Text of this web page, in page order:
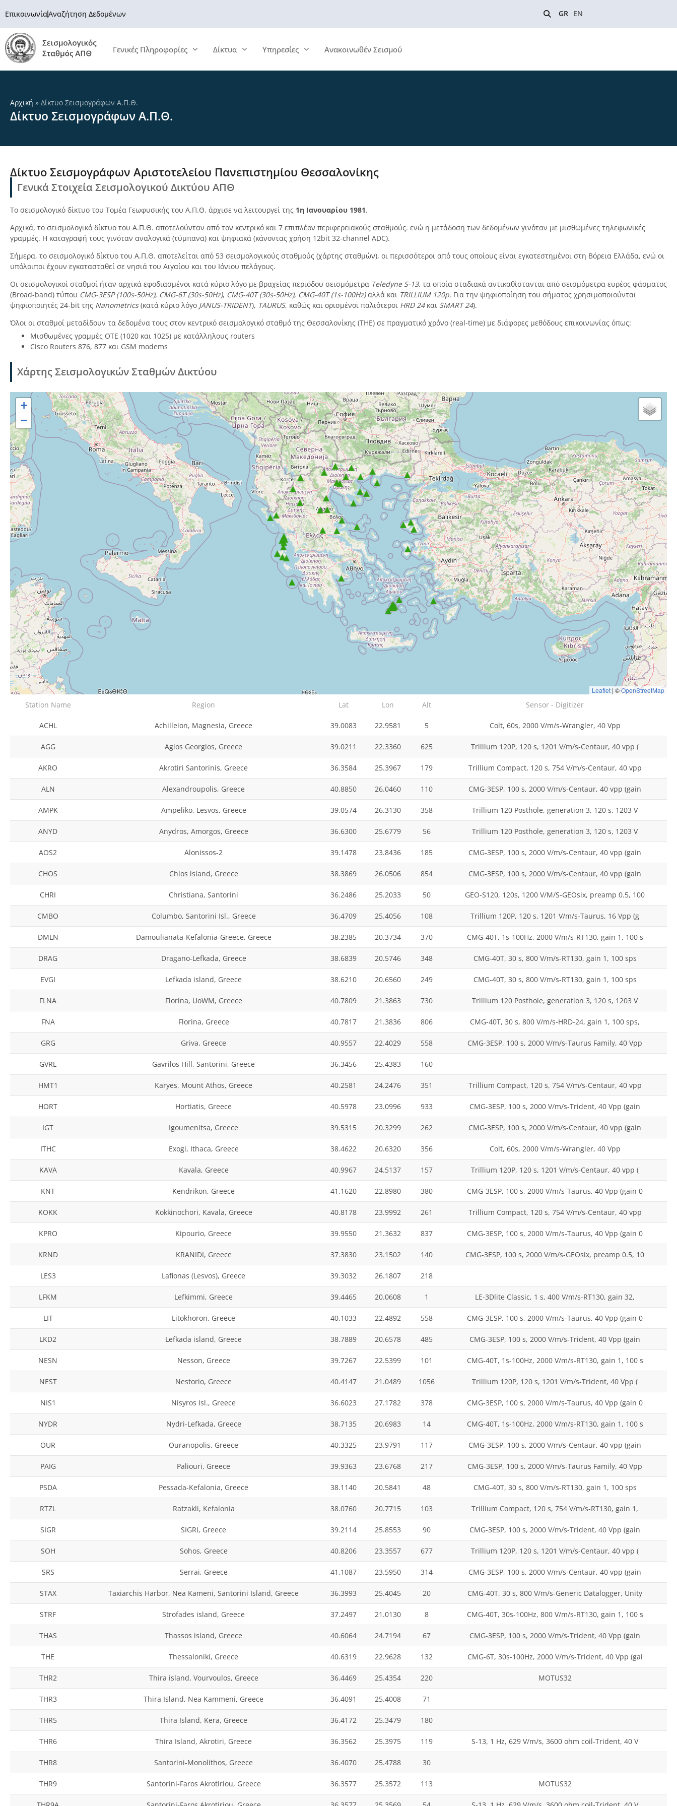
ΕπικοινωνίαΑναζήτηση Δεδομένων GR EN
Γενικές Πληροφορίες Δίκτυα Υπηρεσίες Ανακοινωθέν Σεισμού
Αρχική » Δίκτυο Σεισμογράφων Α.Π.Θ.
Δίκτυο Σεισμογράφων Α.Π.Θ.
Δίκτυο Σεισμογράφων Αριστοτελείου Πανεπιστημίου Θεσσαλονίκης
Γενικά Στοιχεία Σεισμολογικού Δικτύου ΑΠΘ
Το σεισμολογικό δίκτυο του Τομέα Γεωφυσικής του Α.Π.Θ. άρχισε να λειτουργεί της 1η Ιανουαρίου 1981.
Αρχικά, το σεισμολογικό δίκτυο του Α.Π.Θ. αποτελούνταν από τον κεντρικό και 7 επιπλέον περιφερειακούς σταθμούς. ενώ η μετάδοση των δεδομένων γινόταν με μισθωμένες τηλεφωνικές
γραμμές. Η καταγραφή τους γινόταν αναλογικά (τύμπανα) και ψηφιακά (κάνοντας χρήση 12bit 32-channel ADC).
Σήμερα, το σεισμολογικό δίκτυο του Α.Π.Θ. αποτελείται από 53 σεισμολογικούς σταθμούς (χάρτης σταθμών), οι περισσότεροι από τους οποίους είναι εγκατεστημένοι στη Βόρεια Ελλάδα, ενώ οι
υπόλοιποι έχουν εγκατασταθεί σε νησιά του Αιγαίου και του Ιόνιου πελάγους.
Οι σεισμολογικοί σταθμοί ήταν αρχικά εφοδιασμένοι κατά κύριο λόγο με βραχείας περιόδου σεισμόμετρα Teledyne S-13, τα οποία σταδιακά αντικαθίστανται από σεισμόμετρα ευρέος φάσματος
(Broad-band) τύπου CMG-3ESP (100s-50Hz), CMG-6Τ (30s-50Hz), CMG-40Τ (30s-50Hz), CMG-40Τ (1s-100Hz)αλλά και TRILLIUM 120p. Για την ψηφιοποίηση του σήματος χρησιμοποιούνται
ψηφιοποιητές 24-bit της Nanometrics(κατά κύριο λόγο JANUS-TRIDENT), TAURUS, καθώς και ορισμένοι παλιότεροι HRD 24και SMART 24).
Όλοι οι σταθμοί μεταδίδουν τα δεδομένα τους στον κεντρικό σεισμολογικό σταθμό της Θεσσαλονίκης (THE) σε πραγματικό χρόνο (real-time) με διάφορες μεθόδους επικοινωνίας όπως:
Μισθωμένες γραμμές ΟΤΕ (1020 και 1025) με κατάλληλους routers
Cisco Routers 876, 877 και GSM modems
Χάρτης Σεισμολογικών Σταθμών Δικτύου
+
−
Leaflet |©OpenStreetMap
Station Name Region Lat Lon Alt Sensor - Digitizer
ACHL Achilleion, Magnesia, Greece 39.0083 22.9581 5 Colt, 60s, 2000 V/m/s-Wrangler, 40 Vpp
AGG Agios Georgios, Greece 39.0211 22.3360 625 Trillium 120P, 120 s, 1201 V/m/s-Centaur, 40 vpp (
AKRO Akrotiri Santorinis, Greece 36.3584 25.3967 179 Trillium Compact, 120 s, 754 V/m/s-Centaur, 40 vpp
ALN Alexandroupolis, Greece 40.8850 26.0460 110 CMG-3ESP, 100 s, 2000 V/m/s-Centaur, 40 vpp (gain
AMPK Ampeliko, Lesvos, Greece 39.0574 26.3130 358 Trillium 120 Posthole, generation 3, 120 s, 1203 V
ANYD Anydros, Amorgos, Greece 36.6300 25.6779 56 Trillium 120 Posthole, generation 3, 120 s, 1203 V
AOS2 Alonissos-2 39.1478 23.8436 185 CMG-3ESP, 100 s, 2000 V/m/s-Centaur, 40 vpp (gain
CHOS Chios island, Greece 38.3869 26.0506 854 CMG-3ESP, 100 s, 2000 V/m/s-Centaur, 40 vpp (gain
CHRI Christiana, Santorini 36.2486 25.2033 50 GEO-S120, 120s, 1200 V/M/S-GEOsix, preamp 0.5, 100
CMBO Columbo, Santorini Isl., Greece 36.4709 25.4056 108 Trillium 120P, 120 s, 1201 V/m/s-Taurus, 16 Vpp (g
DMLN Damoulianata-Kefalonia-Greece, Greece 38.2385 20.3734 370 CMG-40T, 1s-100Hz, 2000 V/m/s-RT130, gain 1, 100 s
DRAG Dragano-Lefkada, Greece 38.6839 20.5746 348 CMG-40T, 30 s, 800 V/m/s-RT130, gain 1, 100 sps
EVGI Lefkada island, Greece 38.6210 20.6560 249 CMG-40T, 30 s, 800 V/m/s-RT130, gain 1, 100 sps
FLNA Florina, UoWM, Greece 40.7809 21.3863 730 Trillium 120 Posthole, generation 3, 120 s, 1203 V
FNA Florina, Greece 40.7817 21.3836 806 CMG-40T, 30 s, 800 V/m/s-HRD-24, gain 1, 100 sps,
GRG Griva, Greece 40.9557 22.4029 558 CMG-3ESP, 100 s, 2000 V/m/s-Taurus Family, 40 Vpp
GVRL Gavrilos Hill, Santorini, Greece 36.3456 25.4383 160
HMT1 Karyes, Mount Athos, Greece 40.2581 24.2476 351 Trillium Compact, 120 s, 754 V/m/s-Centaur, 40 vpp
HORT Hortiatis, Greece 40.5978 23.0996 933 CMG-3ESP, 100 s, 2000 V/m/s-Trident, 40 Vpp (gain
IGT Igoumenitsa, Greece 39.5315 20.3299 262 CMG-3ESP, 100 s, 2000 V/m/s-Centaur, 40 vpp (gain
ITHC Exogi, Ithaca, Greece 38.4622 20.6320 356 Colt, 60s, 2000 V/m/s-Wrangler, 40 Vpp
KAVA Kavala, Greece 40.9967 24.5137 157 Trillium 120P, 120 s, 1201 V/m/s-Centaur, 40 vpp (
KNT Kendrikon, Greece 41.1620 22.8980 380 CMG-3ESP, 100 s, 2000 V/m/s-Taurus, 40 Vpp (gain 0
KOKK Kokkinochori, Kavala, Greece 40.8178 23.9992 261 Trillium Compact, 120 s, 754 V/m/s-Centaur, 40 vpp
KPRO Kipourio, Greece 39.9550 21.3632 837 CMG-3ESP, 100 s, 2000 V/m/s-Taurus, 40 Vpp (gain 0
KRND KRANIDI, Greece 37.3830 23.1502 140 CMG-3ESP, 100 s, 2000 V/m/s-GEOsix, preamp 0.5, 10
LES3 Lafionas (Lesvos), Greece 39.3032 26.1807 218
LFKM Lefkimmi, Greece 39.4465 20.0608 1 LE-3Dlite Classic, 1 s, 400 V/m/s-RT130, gain 32,
LIT Litokhoron, Greece 40.1033 22.4892 558 CMG-3ESP, 100 s, 2000 V/m/s-Taurus, 40 Vpp (gain 0
LKD2 Lefkada island, Greece 38.7889 20.6578 485 CMG-3ESP, 100 s, 2000 V/m/s-Trident, 40 Vpp (gain
NESN Nesson, Greece 39.7267 22.5399 101 CMG-40T, 1s-100Hz, 2000 V/m/s-RT130, gain 1, 100 s
NEST Nestorio, Greece 40.4147 21.0489 1056 Trillium 120P, 120 s, 1201 V/m/s-Trident, 40 Vpp (
NIS1 Nisyros Isl., Greece 36.6023 27.1782 378 CMG-3ESP, 100 s, 2000 V/m/s-Taurus, 40 Vpp (gain 0
NYDR Nydri-Lefkada, Greece 38.7135 20.6983 14 CMG-40T, 1s-100Hz, 2000 V/m/s-RT130, gain 1, 100 s
OUR Ouranopolis, Greece 40.3325 23.9791 117 CMG-3ESP, 100 s, 2000 V/m/s-Centaur, 40 vpp (gain
PAIG Paliouri, Greece 39.9363 23.6768 217 CMG-3ESP, 100 s, 2000 V/m/s-Taurus Family, 40 Vpp
PSDA Pessada-Kefalonia, Greece 38.1140 20.5841 48 CMG-40T, 30 s, 800 V/m/s-RT130, gain 1, 100 sps
RTZL Ratzakli, Kefalonia 38.0760 20.7715 103 Trillium Compact, 120 s, 754 V/m/s-RT130, gain 1,
SIGR SIGRI, Greece 39.2114 25.8553 90 CMG-3ESP, 100 s, 2000 V/m/s-Trident, 40 Vpp (gain
SOH Sohos, Greece 40.8206 23.3557 677 Trillium 120P, 120 s, 1201 V/m/s-Centaur, 40 vpp (
SRS Serrai, Greece 41.1087 23.5950 314 CMG-3ESP, 100 s, 2000 V/m/s-Centaur, 40 vpp (gain
STAX Taxiarchis Harbor, Nea Kameni, Santorini Island, Greece 36.3993 25.4045 20 CMG-40T, 30 s, 800 V/m/s-Generic Datalogger, Unity
STRF Strofades island, Greece 37.2497 21.0130 8 CMG-40T, 30s-100Hz, 800 V/m/s-RT130, gain 1, 100 s
THAS Thassos island, Greece 40.6064 24.7194 67 CMG-3ESP, 100 s, 2000 V/m/s-Trident, 40 Vpp (gain
THE Thessaloniki, Greece 40.6319 22.9628 132 CMG-6T, 30s-100Hz, 2000 V/m/s-Trident, 40 Vpp (gai
THR2 Thira island, Vourvoulos, Greece 36.4469 25.4354 220 MOTUS32
THR3 Thira Island, Nea Kammeni, Greece 36.4091 25.4008 71
THR5 Thira Island, Kera, Greece 36.4172 25.3479 180
THR6 Thira Island, Akrotiri, Greece 36.3562 25.3975 119 S-13, 1 Hz, 629 V/m/s, 3600 ohm coil-Trident, 40 V
THR8 Santorini-Monolithos, Greece 36.4070 25.4788 30
THR9 Santorini-Faros Akrotiriou, Greece 36.3577 25.3572 113 MOTUS32